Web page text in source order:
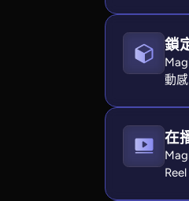
鎖
動
在